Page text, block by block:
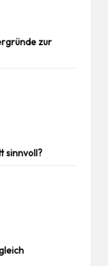
zur
sinnvoll?